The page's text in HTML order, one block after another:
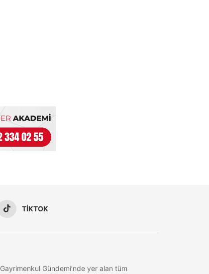
TIKTOK
Gayrimenkul Gündemi’nde yer alan tüm